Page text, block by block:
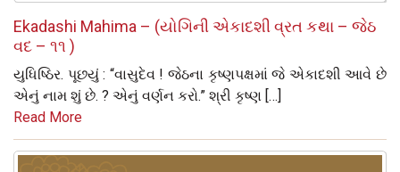
Ekadashi Mahima – (યોગિની એકાદશી વ્રત કથા – જેઠ
વદ – ૧૧ )
યુધિષ્ઠિર. પૂછયું : “વાસુદેવ ! જેઠના કૃષ્‍ણપક્ષમાં જે એકાદશી આવે છે
એનું નામ શું છે. ? એનું વર્ણન કરો.” શ્રી કૃષ્‍ણ […]
Read More